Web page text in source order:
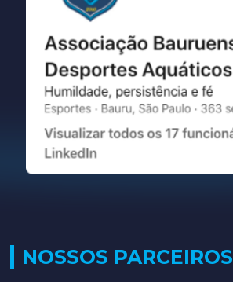
NOSSOS PARCEIROS